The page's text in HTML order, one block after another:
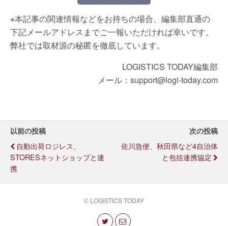
※本記事の関連情報などをお持ちの場合、編集部直通の
下記メールアドレスまでご一報いただければ幸いです。
弊社では取材源の秘匿を徹底しています。
LOGISTICS TODAY編集部
メール：support@logi-today.com
以前の投稿
自動出荷ロジレス、
STORESネットショップと連
携
次の投稿
佐川急便、秋田県など4自治体
と包括連携協定
© LOGISTICS TODAY